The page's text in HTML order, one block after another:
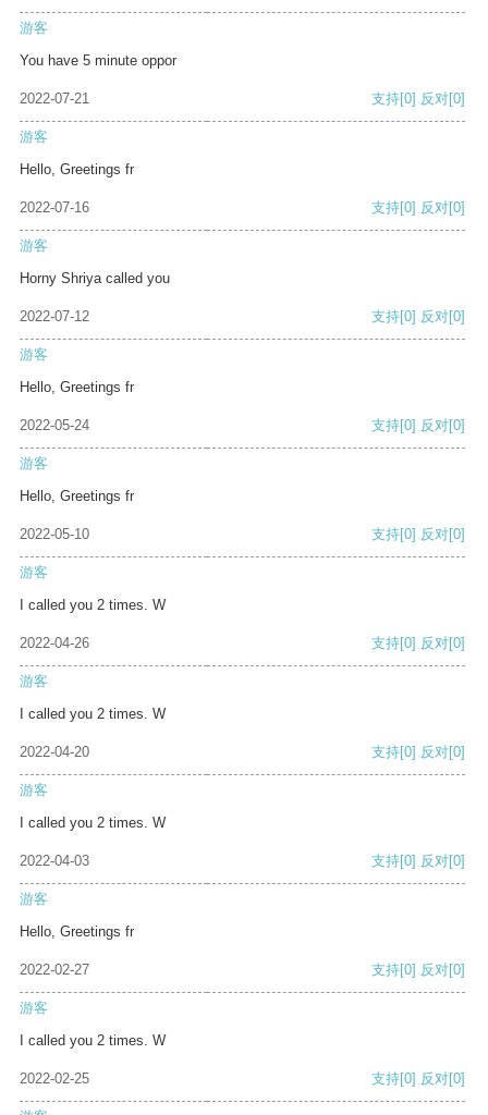
游客
You have 5 minute oppor
2022-07-21 支持[0] 反对[0]
游客
Hello, Greetings fr
2022-07-16 支持[0] 反对[0]
游客
Horny Shriya called you
2022-07-12 支持[0] 反对[0]
游客
Hello, Greetings fr
2022-05-24 支持[0] 反对[0]
游客
Hello, Greetings fr
2022-05-10 支持[0] 反对[0]
游客
I called you 2 times. W
2022-04-26 支持[0] 反对[0]
游客
I called you 2 times. W
2022-04-20 支持[0] 反对[0]
游客
I called you 2 times. W
2022-04-03 支持[0] 反对[0]
游客
Hello, Greetings fr
2022-02-27 支持[0] 反对[0]
游客
I called you 2 times. W
2022-02-25 支持[0] 反对[0]